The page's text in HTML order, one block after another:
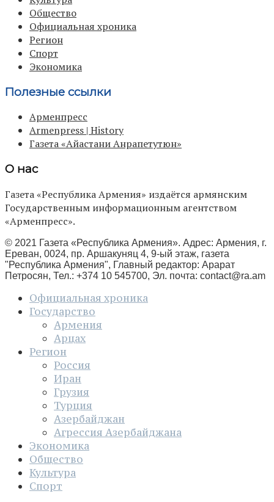
Общество
Официальная хроника
Регион
Спорт
Экономика
Полезные ссылки
Арменпресс
Armenpress | History
Газета «Айастани Анрапетутюн»
О нас
Газета «Республика Армения» издаётся армянским
Государственным информационным агентством
«Арменпресс».
© 2021 Газета «Республика Армения». Адрес: Армения, г.
Ереван, 0024, пр. Аршакуняц 4, 9-ый этаж, газета
"Республика Армения", Главный редактор: Арарат
Петросян, Тел.: +374 10 545700, Эл. почта: contact@ra.am
Официальная хроника
Государство
Армения
Арцах
Регион
Россия
Иран
Грузия
Турция
Азербайджан
Агрессия Азербайджана
Экономика
Общество
Культура
Спорт